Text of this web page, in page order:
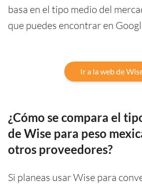
basa en el tipo medio del
que puedes encontrar en
Ir a la web de
¿Cómo se compara el
de Wise para peso
otros proveedores?
Si planeas usar Wise para